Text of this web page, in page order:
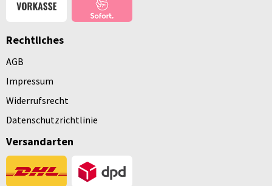
Rechtliches
AGB
Impressum
Widerrufsrecht
Datenschutzrichtlinie
Versandarten